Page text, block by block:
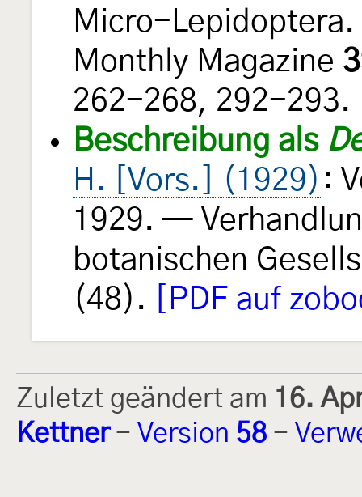
Micro-
Monthly Magazine
262-268, 292-293.
Beschreibung als
H. [Vors.] (1929) :
1929. —
botanischen
(48).
[PDF auf
Zuletzt geändert am 16.
Kettner- Version 58 -